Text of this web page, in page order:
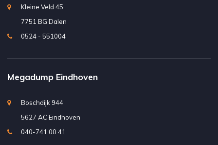
Kleine Veld 45
7751 BG Dalen
0524 - 551004
Megadump Eindhoven
Boschdijk 944
5627 AC Eindhoven
040-741 00 41